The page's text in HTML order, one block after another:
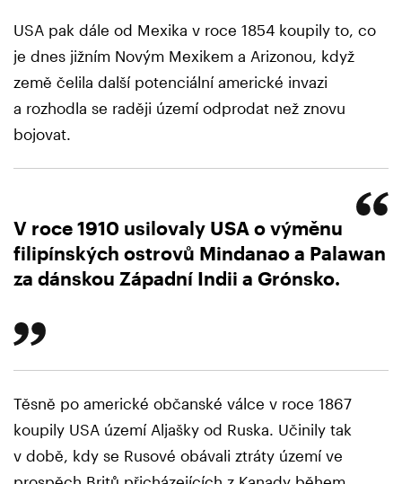
USA pak dále od Mexika v roce 1854 koupily to, co
je dnes jižním Novým Mexikem a Arizonou, když
země čelila další potenciální americké invazi
a rozhodla se raději území odprodat než znovu
bojovat.
V roce 1910 usilovaly USA o výměnu
filipínských ostrovů Mindanao a Palawan
za dánskou Západní Indii a Grónsko.
Těsně po americké občanské válce v roce 1867
koupily USA území Aljašky od Ruska. Učinily tak
v době, kdy se Rusové obávali ztráty území ve